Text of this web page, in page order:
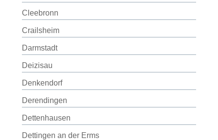
Cleebronn
Crailsheim
Darmstadt
Deizisau
Denkendorf
Derendingen
Dettenhausen
Dettingen an der Erms